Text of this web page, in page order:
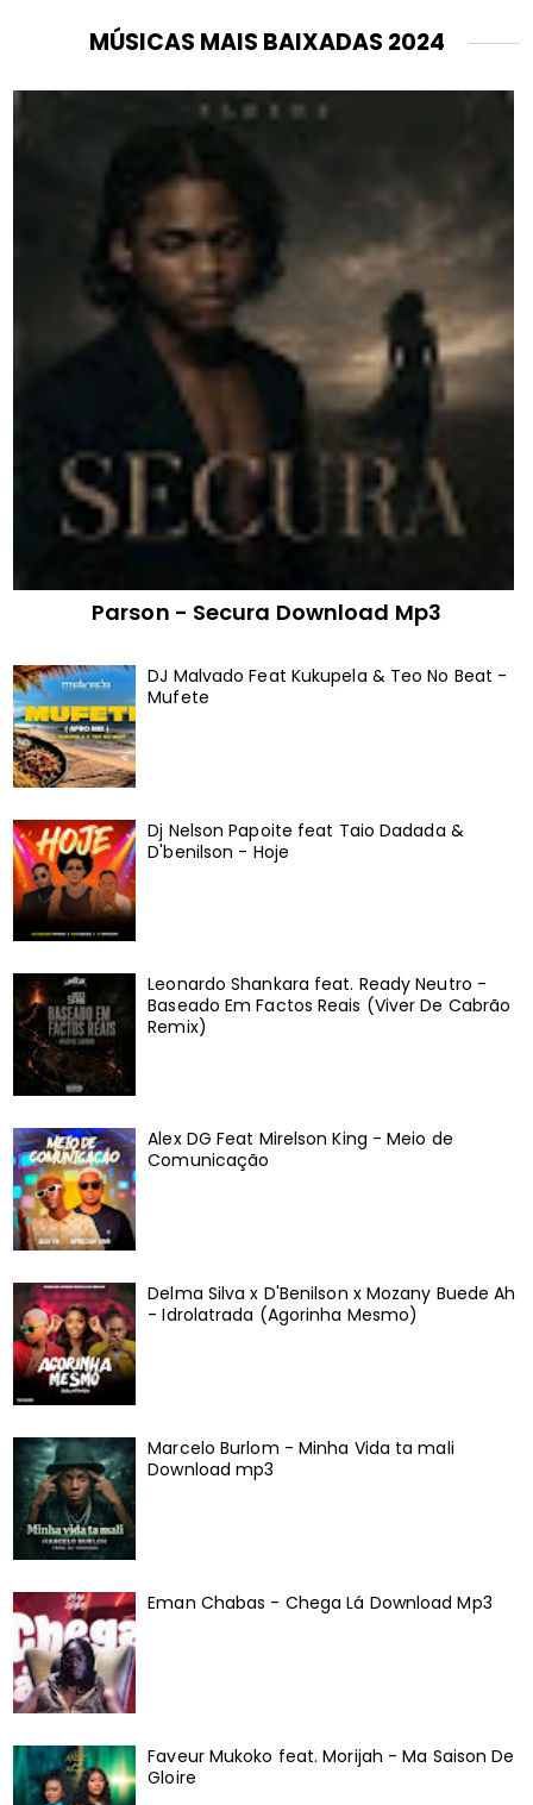
MÚSICAS MAIS BAIXADAS 2024
Parson - Secura Download Mp3
DJ Malvado Feat Kukupela & Teo No Beat -
Mufete
Dj Nelson Papoite feat Taio Dadada &
D'benilson - Hoje
Leonardo Shankara feat. Ready Neutro -
Baseado Em Factos Reais (Viver De Cabrão
Remix)
Alex DG Feat Mirelson King - Meio de
Comunicação
Delma Silva x D'Benilson x Mozany Buede Ah
- Idrolatrada (Agorinha Mesmo)
Marcelo Burlom - Minha Vida ta mali
Download mp3
Eman Chabas - Chega Lá Download Mp3
Faveur Mukoko feat. Morijah - Ma Saison De
Gloire